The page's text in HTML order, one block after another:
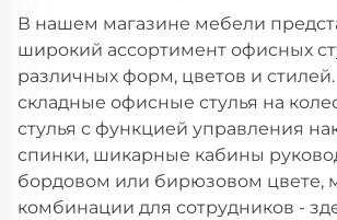
В нашем магазине мебели
широкий ассортимент офисных
различных форм, цветов и стилей.
складные офисные стулья на
стулья с функцией управления
спинки, шикарные кабины
бордовом или бирюзовом цвете,
комбинации для сотрудников -